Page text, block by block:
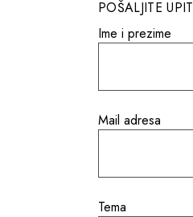
POŠALJITE UPIT
Ime i prezime
Mail adresa
Tema